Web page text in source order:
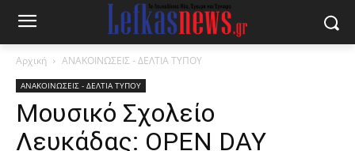
Αρχική ΑΝΑΚΟΙΝΩΣΕΙΣ - ΔΕΛΤΙΑ ΤΥΠΟΥ
ΑΝΑΚΟΙΝΩΣΕΙΣ - ΔΕΛΤΙΑ ΤΥΠΟΥ
Μουσικό Σχολείο
Λευκάδας: OPEN DAY